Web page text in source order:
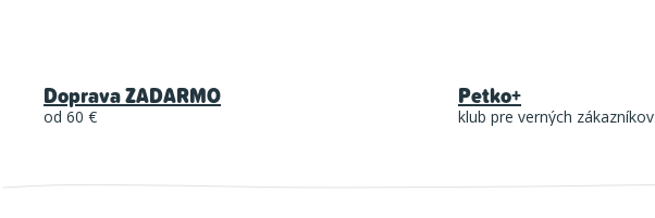
Doprava ZADARMO
od 60 €
Petko+
klub pre verných zákazníkov